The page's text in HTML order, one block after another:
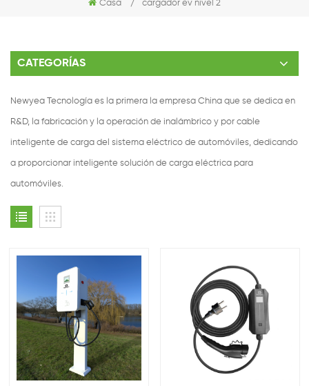
Casa / cargador ev nivel 2
CATEGORÍAS
Newyea Tecnología es la primera la empresa China que se dedica en
R&D, la fabricación y la operación de inalámbrico y por cable
inteligente de carga del sistema eléctrico de automóviles, dedicando
a proporcionar inteligente solución de carga eléctrica para
automóviles.